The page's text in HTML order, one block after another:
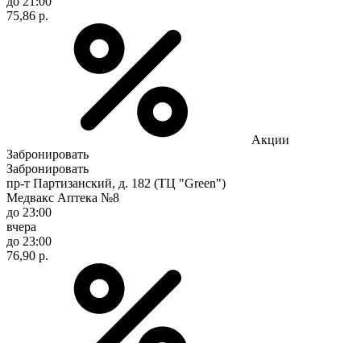
75,86 р.
Акции
Забронировать
Забронировать
пр-т Партизанский, д. 182 (ТЦ "Green")
Медвакс Аптека №8
до 23:00
вчера
до 23:00
76,90 р.